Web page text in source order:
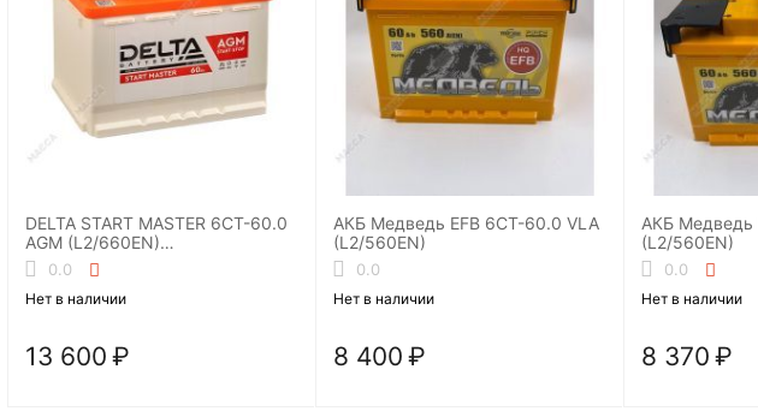
DELTA START MASTER 6CT-60.0
AGM (L2/660EN)
Аккумуляторная батарея
0.0
Нет в наличии
13 600 ₽
АКБ Медведь EFB 6СТ-60.0 VLA
(L2/560EN)
0.0
Нет в наличии
8 400 ₽
АКБ Медведь
(L2/560EN)
0.0
Нет в наличии
8 370 ₽